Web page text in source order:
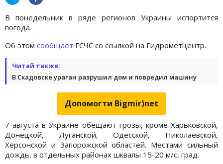
В понедельник в ряде регионов Украины испортится
погода.
Об этом сообщает ГСЧС со ссылкой на Гидрометцентр.
Читай также:
В Скадовске ураган разрушил дом и повредил машину
Допомогти Bigmir)net
7 августа в Украине обещают грозы, кроме Харьковской,
Донецкой, Луганской, Одесской, Николаевской,
Херсонской и Запорожской областей. Местами сильный
дождь, в отдельных районах шквалы 15-20 м/с, град.